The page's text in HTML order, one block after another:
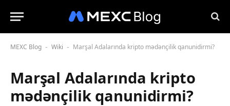
MEXC Blog - Wiki - Marşal Adalarında kripto mədənçilik qanunidirmi?
Marşal Adalarında kripto
mədənçilik qanunidirmi?